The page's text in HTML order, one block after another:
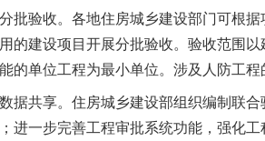
验收。各地住房城乡建设部门可根据
的建设项目开展分批验收。验收范围
的单位工程为最小单位。涉及人防工程
共享。住房城乡建设部组织编制联合
进一步完善工程审批系统功能，强化